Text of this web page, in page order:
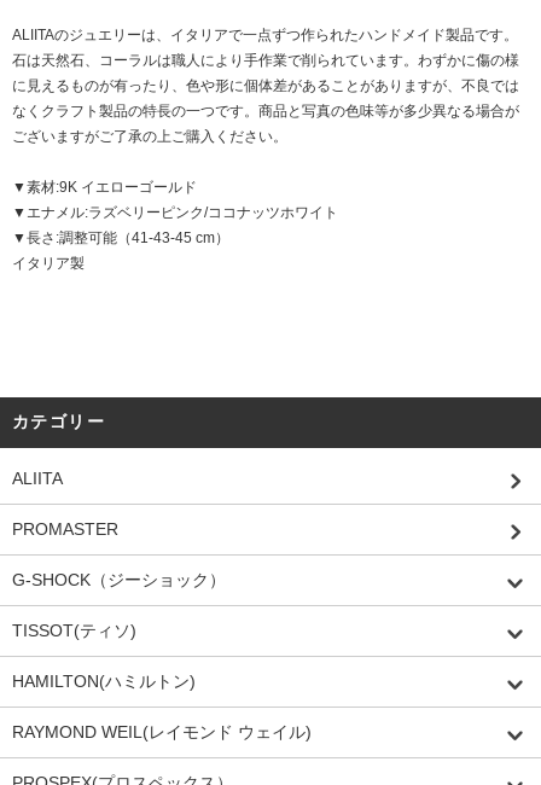
ALIITAのジュエリーは、イタリアで一点ずつ作られたハンドメイド製品です。
石は天然石、コーラルは職人により手作業で削られています。わずかに傷の様
に見えるものが有ったり、色や形に個体差があることがありますが、不良では
なくクラフト製品の特長の一つです。商品と写真の色味等が多少異なる場合が
ございますがご了承の上ご購入ください。
▼素材:9K イエローゴールド
▼エナメル:ラズベリーピンク/ココナッツホワイト
▼長さ:調整可能（41-43-45 cm）
イタリア製
カテゴリー
ALIITA
PROMASTER
G-SHOCK（ジーショック）
TISSOT(ティソ)
HAMILTON(ハミルトン)
RAYMOND WEIL(レイモンド ウェイル)